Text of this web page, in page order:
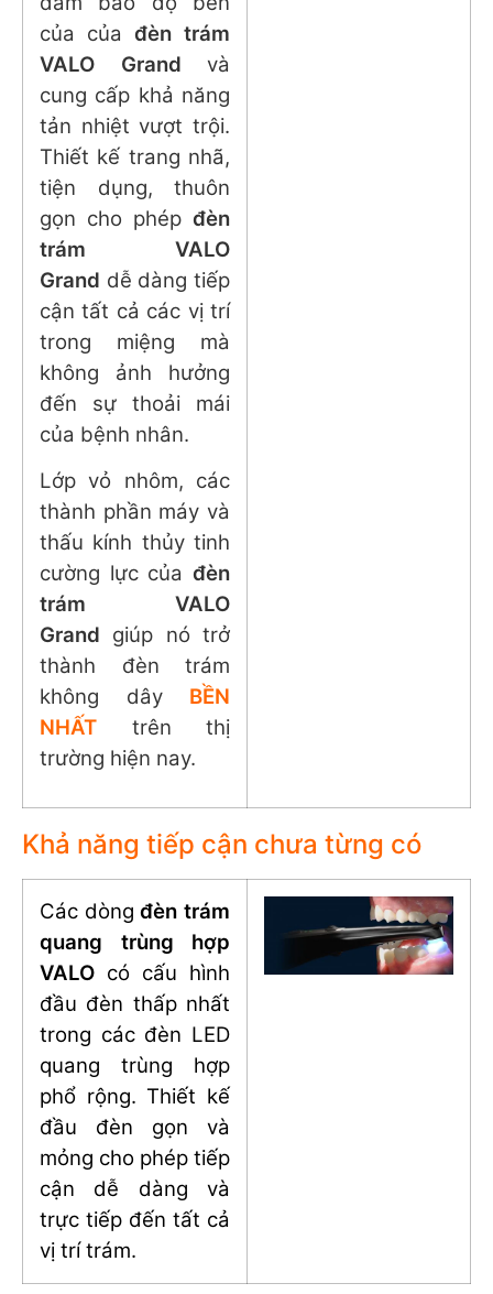
của của đèn trám
VALO Grand và
cung cấp khả năng
tản nhiệt vượt trội.
Thiết kế trang nhã,
tiện dụng, thuôn
gọn cho phép đèn
trám VALO
Grand dễ dàng tiếp
cận tất cả các vị trí
trong miệng mà
không ảnh hưởng
đến sự thoải mái
của bệnh nhân.
Lớp vỏ nhôm, các
thành phần máy và
thấu kính thủy tinh
cường lực của đèn
trám VALO
Grand giúp nó trở
thành đèn trám
không dây BỀN
NHẤT trên thị
trường hiện nay.
Khả năng tiếp cận chưa từng có
Các dòngđèn trám
quang trùng hợp
VALO có cấu hình
đầu đèn thấp nhất
trong các đèn LED
quang trùng hợp
phổ rộng. Thiết kế
đầu đèn gọn và
mỏng cho phép tiếp
cận dễ dàng và
trực tiếp đến tất cả
vị trí trám.